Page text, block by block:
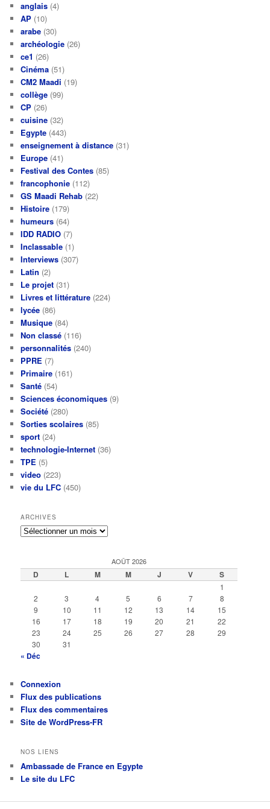
anglais (4)
AP (10)
arabe (30)
archéologie (26)
ce1 (26)
Cinéma (51)
CM2 Maadi (19)
collège (99)
CP (26)
cuisine (32)
Egypte (443)
enseignement à distance (31)
Europe (41)
Festival des Contes (85)
francophonie (112)
GS Maadi Rehab (22)
Histoire (179)
humeurs (64)
IDD RADIO (7)
Inclassable (1)
Interviews (307)
Latin (2)
Le projet (31)
Livres et littérature (224)
lycée (86)
Musique (84)
Non classé (116)
personnalités (240)
PPRE (7)
Primaire (161)
Santé (54)
Sciences économiques (9)
Société (280)
Sorties scolaires (85)
sport (24)
technologie-Internet (36)
TPE (5)
video (223)
vie du LFC (450)
ARCHIVES
Archives
AOÛT 2026
D L M M J V S
1
2
3 4 5 6 7
8
9
10 11 12 13 14
15
16
17 18 19 20 21
22
23
24 25 26 27 28
29
30
31
« Déc
Connexion
Flux des publications
Flux des commentaires
Site de WordPress-FR
NOS LIENS
Ambassade de France en Egypte
Le site du LFC